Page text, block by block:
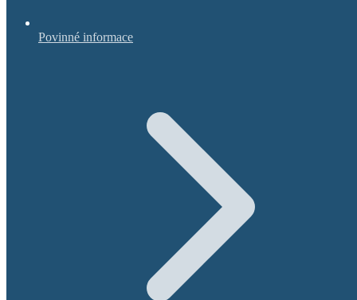
Povinné informace